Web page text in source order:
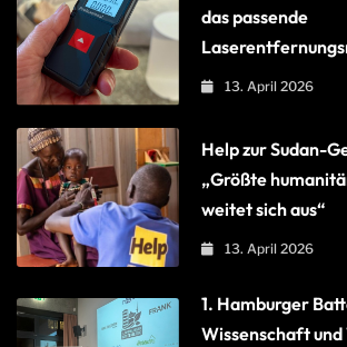
das passende
13. April 2026
Help zur Sudan-
„Größte
weitet sich aus“
13. April 2026
1. Hamburger
Wissenschaft